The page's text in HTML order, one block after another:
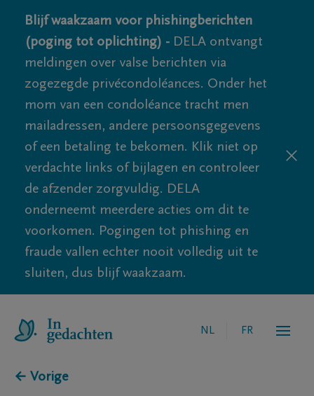
Blijf waakzaam voor phishingberichten
(poging tot oplichting) - DELA ontvangt
meldingen over valse berichten via
zogezegde privécondoléances. Onder het
mom van een condoléance tracht men
mailadressen, andere persoonsgegevens
of een betaling te bekomen. Klik niet op
verdachte links of bijlagen en controleer
de afzender zorgvuldig. DELA
onderneemt meerdere acties om dit te
voorkomen. Pogingen tot phishing en
fraude vallen echter nooit volledig uit te
sluiten, dus blijf waakzaam.
NL FR
← Vorige